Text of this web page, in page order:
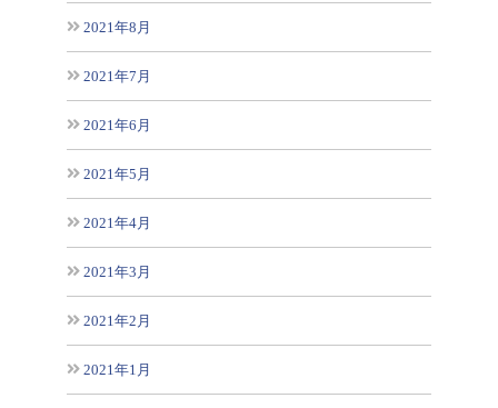
2021年8月
2021年7月
2021年6月
2021年5月
2021年4月
2021年3月
2021年2月
2021年1月